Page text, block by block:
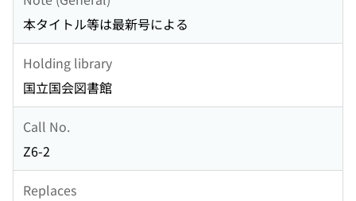
本タイトル等は最新号による
Holding library
国立国会図書館
Call No.
Z6-2
Replaces